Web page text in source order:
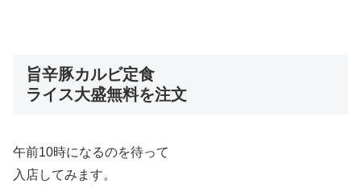
旨辛豚カルビ定食
ライス大盛無料を注文
午前10時になるのを待って
入店してみます。